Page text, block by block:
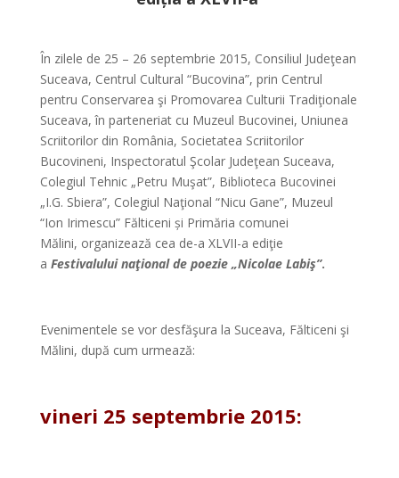
În zilele de 25 – 26 septembrie 2015, Consiliul Judeţean
Suceava, Centrul Cultural “Bucovina”, prin Centrul
pentru Conservarea şi Promovarea Culturii Tradiţionale
Suceava, în parteneriat cu Muzeul Bucovinei, Uniunea
Scriitorilor din România, Societatea Scriitorilor
Bucovineni, Inspectoratul Şcolar Judeţean Suceava,
Colegiul Tehnic „Petru Muşat”, Biblioteca Bucovinei
„I.G. Sbiera”, Colegiul Naţional “Nicu Gane”, Muzeul
“Ion Irimescu” Fălticeni și Primăria comunei
Mălini, organizează cea de-a XLVII-a ediţie
a Festivalului naţional de poezie „Nicolae Labiş”.
Evenimentele se vor desfăşura la Suceava, Fălticeni şi
Mălini, după cum urmează:
vineri 25 septembrie 2015: